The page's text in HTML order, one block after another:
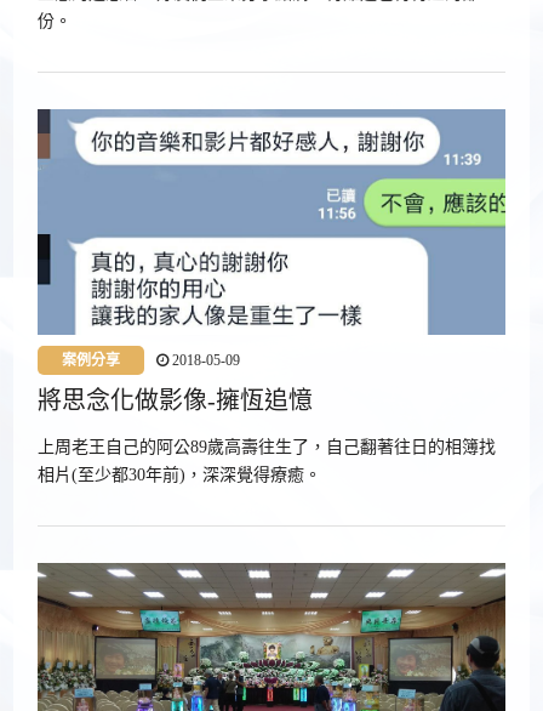
份。
案例分享 2018-05-09
將思念化做影像-擁恆追憶
上周老王自己的阿公89歲高壽往生了，自己翻著往日的相簿找
相片(至少都30年前)，深深覺得療癒。